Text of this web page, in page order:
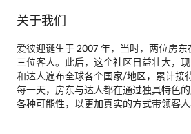
关于我们
爱彼迎诞生于 2007 年，当时，两位房
三位客人。此后，这个社区日益壮大，
和达人遍布全球各个国家/地区，累计接
每一天，房东与达人都在通过独具特色
各种可能性，以更加真实的方式带领客人